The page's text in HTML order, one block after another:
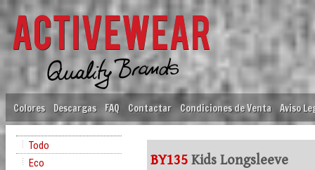
Colores Descargas FAQ Contactar Condiciones de Venta Aviso
Todo
Eco
BY135 Kids Longsleeve